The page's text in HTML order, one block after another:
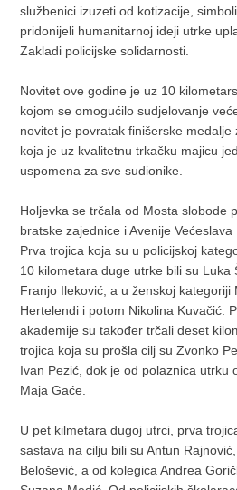
službenici izuzeti od kotizacije,
pridonijeli humanitarnoj ideji utrke
Zakladi policijske solidarnosti.
Novitet ove godine je uz 10
kojom se omogućilo sudjelovanje
novitet je povratak finišerske medalje
koja je uz kvalitetnu trkačku majicu
uspomena za sve sudionike.
Holjevka se trčala od Mosta slobode
bratske zajednice i Avenije Većeslava
Prva trojica koja su u policijskoj
10 kilometara duge utrke bili su Luka
Franjo Ileković, a u ženskoj kategoriji
Hertelendi i potom Nikolina Kuvačić.
akademije su također trčali deset
trojica koja su prošla cilj su Zvonko
Ivan Pezić, dok je od polaznica utrku
Maja Gaće.
U pet kilmetara dugoj utrci, prva
sastava na cilju bili su Antun
Belošević, a od kolegica Andrea